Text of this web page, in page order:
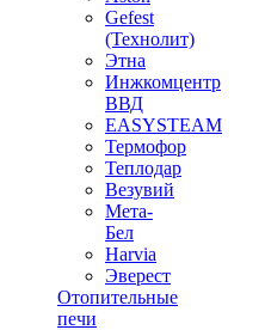
Gefest
(Технолит)
Этна
Инжкомцентр
ВВД
EASYSTEAM
Термофор
Теплодар
Везувий
Мета-
Бел
Harvia
Эверест
Отопительные
печи